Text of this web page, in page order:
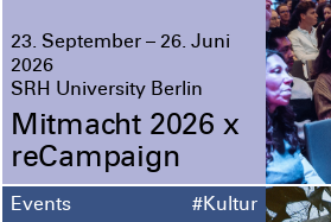
23. September – 26. Juni
2026
SRH University Berlin
Mitmacht 2026 x
reCampaign
Events #Kultur